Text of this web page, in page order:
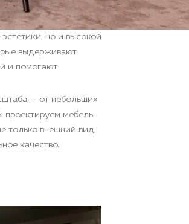
но и высокой
выдерживают
и помогают
— от небольших
проектируем мебель
только внешний вид,
качество.